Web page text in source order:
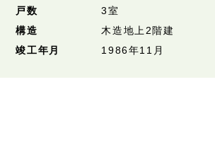
戸数
3室
構造
木造地上2階建
竣工年月
1986年11月